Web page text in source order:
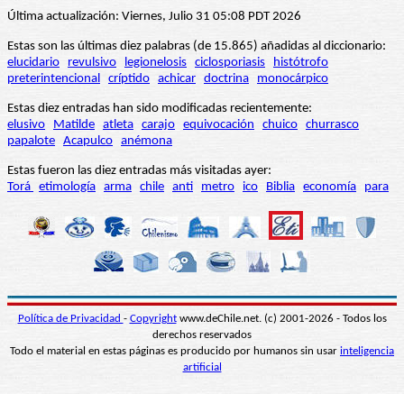
Última actualización: Viernes, Julio 31 05:08 PDT 2026
Estas son las últimas diez palabras (de 15.865) añadidas al diccionario:
elucidario
revulsivo legionelosis ciclosporiasis
histótrofo
preterintencional críptido achicar doctrina monocárpico
Estas diez entradas han sido modificadas recientemente:
elusivo
Matilde atleta carajo equivocación chuico churrasco
papalote Acapulco anémona
Estas fueron las diez entradas más visitadas ayer:
Torá etimología arma chile anti metro ico Biblia economía para
Política de Privacidad - Copyrightwww.deChile.net. (c) 2001-2026 - Todos los
derechos reservados
Todo el material en estas páginas es producido por humanos sin usar inteligencia
artificial